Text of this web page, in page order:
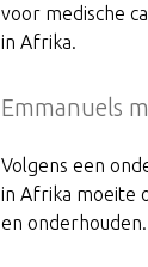
voor medische
in Afrika.
Emmanuels
Volgens een
in Afrika moeite
en